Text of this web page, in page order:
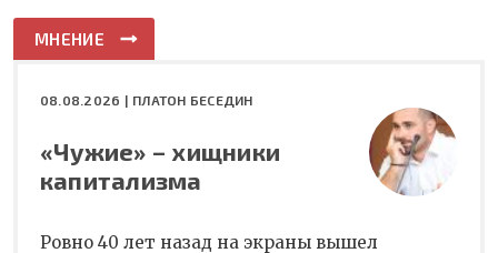
МНЕНИЕ
08.08.2026 | ПЛАТОН БЕСЕДИН
«Чужие» – хищники
капитализма
Ровно 40 лет назад на экраны вышел